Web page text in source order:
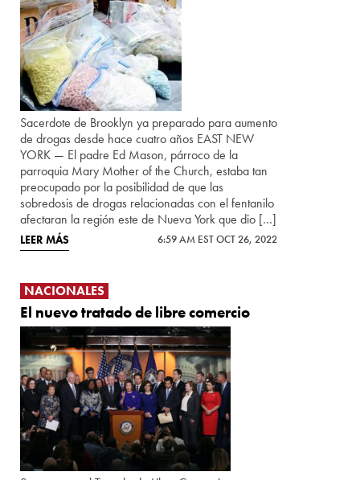
Sacerdote de Brooklyn ya preparado para aumento
de drogas desde hace cuatro años EAST NEW
YORK — El padre Ed Mason, párroco de la
parroquia Mary Mother of the Church, estaba tan
preocupado por la posibilidad de que las
sobredosis de drogas relacionadas con el fentanilo
afectaran la región este de Nueva York que dio […]
LEER MÁS 6:59 AM EST OCT 26, 2022
NACIONALES
El nuevo tratado de libre comercio